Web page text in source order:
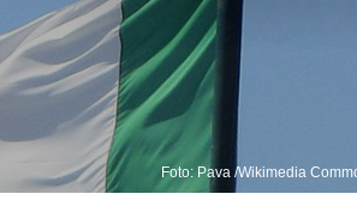
Foto: Pava /Wikimedia